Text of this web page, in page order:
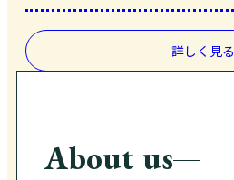
詳しく見る
About us